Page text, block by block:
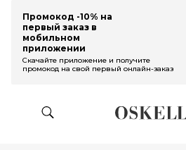
Промокод -10% на
первый заказ в
мобильном
приложении
Скачайте приложение и получите
промокод на свой первый онлайн-заказ